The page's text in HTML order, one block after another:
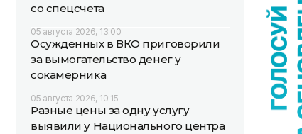
со спецсчета
05 августа 2026, 13:00
Осужденных в ВКО приговорили
за вымогательство денег у
сокамерника
05 августа 2026, 10:15
Разные цены за одну услугу
выявили у Национального центра